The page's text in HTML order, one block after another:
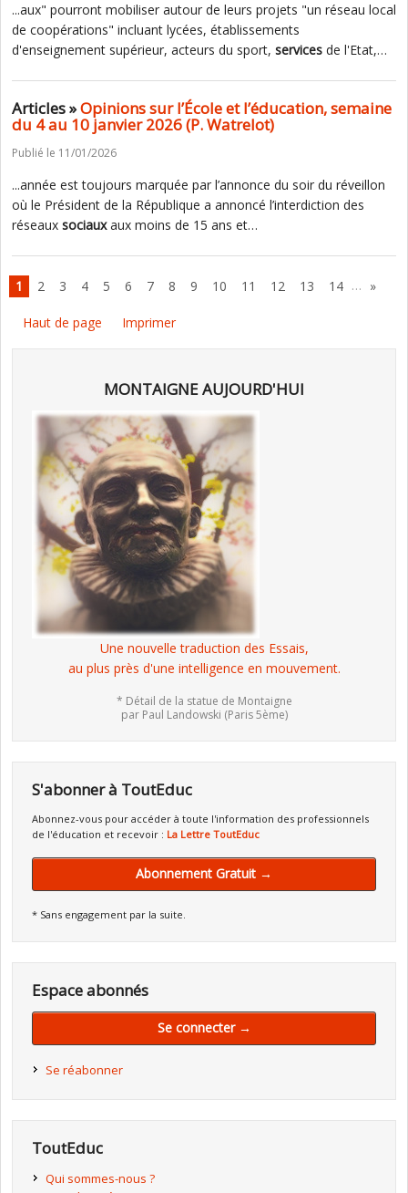
...aux" pourront mobiliser autour de leurs projets "un réseau local
de coopérations" incluant lycées, établissements
d'enseignement supérieur, acteurs du sport, services de l'Etat,…
Articles »Opinions sur l’École et l’éducation, semaine
du 4 au 10 janvier 2026 (P. Watrelot)
Publié le 11/01/2026
...année est toujours marquée par l’annonce du soir du réveillon
où le Président de la République a annoncé l’interdiction des
réseaux sociauxaux moins de 15 ans et…
1 2 3 4 5 6 7 8 9 10 11 12 13 14 … »
Haut de page Imprimer
MONTAIGNE AUJOURD'HUI
Une nouvelle traduction des Essais,
au plus près d'une intelligence en mouvement.
* Détail de la statue de Montaigne
par Paul Landowski (Paris 5ème)
S'abonner à ToutEduc
Abonnez-vous pour accéder à toute l'information des professionnels
de l'éducation et recevoir : La Lettre ToutEduc
Abonnement Gratuit →
* Sans engagement par la suite.
Espace abonnés
Se connecter →
Se réabonner
ToutEduc
Qui sommes-nous ?